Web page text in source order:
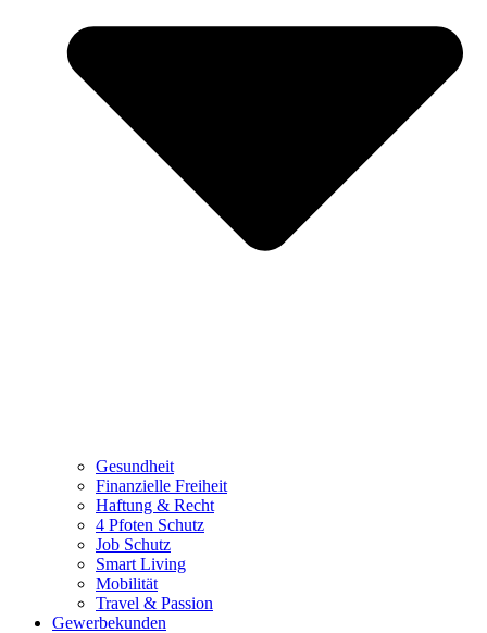
Gesundheit
Finanzielle Freiheit
Haftung & Recht
4 Pfoten Schutz
Job Schutz
Smart Living
Mobilität
Travel & Passion
Gewerbekunden